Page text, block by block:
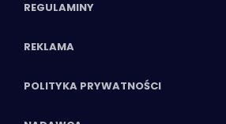
REGULAMINY
REKLAMA
POLITYKA PRYWATNOŚCI